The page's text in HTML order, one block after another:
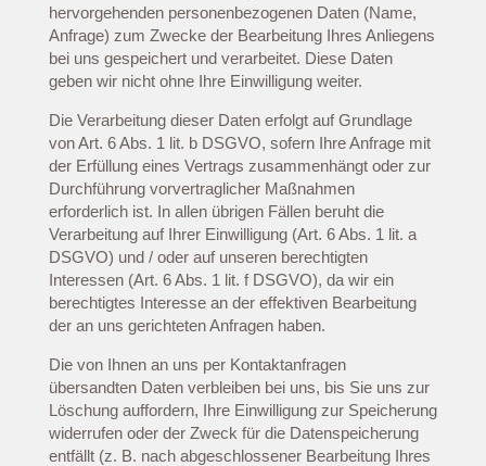
hervorgehenden personenbezogenen Daten (Name,
Anfrage) zum Zwecke der Bearbeitung Ihres Anliegens
bei uns gespeichert und verarbeitet. Diese Daten
geben wir nicht ohne Ihre Einwilligung weiter.
Die Verarbeitung dieser Daten erfolgt auf Grundlage
von Art. 6 Abs. 1 lit. b DSGVO, sofern Ihre Anfrage mit
der Erfüllung eines Vertrags zusammenhängt oder zur
Durchführung vorvertraglicher Maßnahmen
erforderlich ist. In allen übrigen Fällen beruht die
Verarbeitung auf Ihrer Einwilligung (Art. 6 Abs. 1 lit. a
DSGVO) und / oder auf unseren berechtigten
Interessen (Art. 6 Abs. 1 lit. f DSGVO), da wir ein
berechtigtes Interesse an der effektiven Bearbeitung
der an uns gerichteten Anfragen haben.
Die von Ihnen an uns per Kontaktanfragen
übersandten Daten verbleiben bei uns, bis Sie uns zur
Löschung auffordern, Ihre Einwilligung zur Speicherung
widerrufen oder der Zweck für die Datenspeicherung
entfällt (z. B. nach abgeschlossener Bearbeitung Ihres